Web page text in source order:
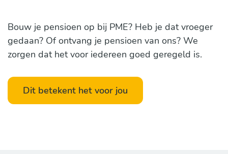
Bouw je pensioen op bij PME? Heb je dat vroeger
gedaan? Of ontvang je pensioen van ons? We
zorgen dat het voor iedereen goed geregeld is.
Dit betekent het voor jou